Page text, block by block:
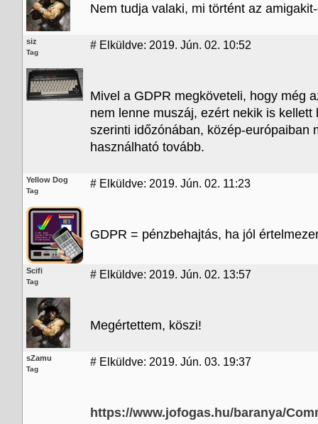
Nem tudja valaki, mi történt az
siz
Tag
# Elküldve: 2019. Jún. 02. 10:52
Mivel a GDPR megköveteli, hogy még
nem lenne muszáj, ezért nekik is
szerinti időzónában, közép-európaiban
használható tovább.
Yellow Dog
Tag
# Elküldve: 2019. Jún. 02. 11:23
GDPR = pénzbehajtás, ha jól
Scifi
Tag
# Elküldve: 2019. Jún. 02. 13:57
Megértettem, köszi!
sZamu
Tag
# Elküldve: 2019. Jún. 03. 19:37
https://www.jofogas.hu/baranya/